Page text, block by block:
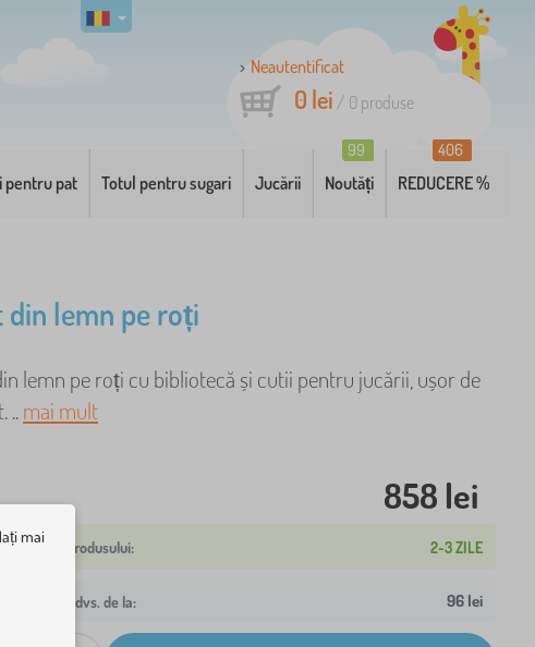
Neautentificat
0 lei / 0 produse
pentru pat Totul pentru sugari Jucării Noutăți
99
REDUCERE %
406
din lemn pe roți
lemn pe roți cu bibliotecă și cutii pentru jucării, ușor de
..mai mult
858 lei
2-3 ZILE
la adresa dvs. de la: 96 lei
mai